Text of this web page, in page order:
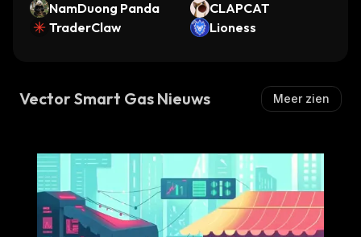
e
NamDuong Panda
CLAPCAT
TraderClaw
Lioness
Vector Smart Gas Nieuws Meer zien